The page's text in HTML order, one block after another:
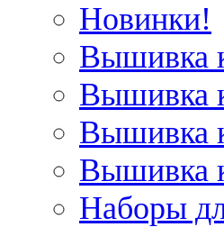
Новинки!
Вышивка
Вышивка
Вышивка
Вышивка
Наборы